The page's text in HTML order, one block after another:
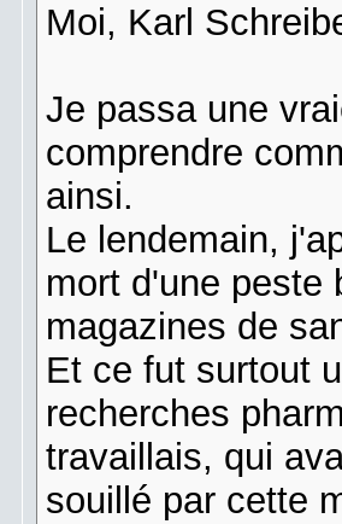
Moi, Karl
Je passa une
comprendre
ainsi.
Le lendemain,
mort d'une peste
magazines de
Et ce fut surtout
recherches
travaillais, qui
souillé par cette